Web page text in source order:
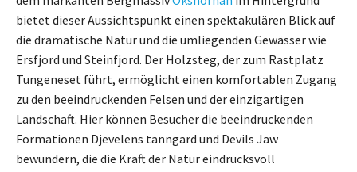
bietet dieser Aussichtspunkt einen spektakulären Blick auf
die dramatische Natur und die umliegenden Gewässer wie
Ersfjord und Steinfjord. Der Holzsteg, der zum Rastplatz
Tungeneset führt, ermöglicht einen komfortablen Zugang
zu den beeindruckenden Felsen und der einzigartigen
Landschaft. Hier können Besucher die beeindruckenden
Formationen Djevelens tanngard und Devils Jaw
bewundern, die die Kraft der Natur eindrucksvoll